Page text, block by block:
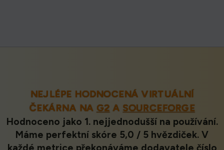
NEJLÉPE HODNOCENÁ VIRTUÁLNÍ
ČEKÁRNA NA G2 A SOURCEFORGE
Hodnoceno jako 1. nejjednodušší na používání.
Máme perfektní skóre 5,0 / 5 hvězdiček. V